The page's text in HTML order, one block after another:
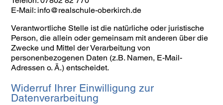
E-Mail: info@realschule-oberkirch.de
Verantwortliche Stelle ist die natürliche oder juristische
Person, die allein oder gemeinsam mit anderen über die
Zwecke und Mittel der Verarbeitung von
personenbezogenen Daten (z.B. Namen, E-Mail-
Adressen o. Ä.) entscheidet.
Widerruf Ihrer Einwilligung zur
Datenverarbeitung